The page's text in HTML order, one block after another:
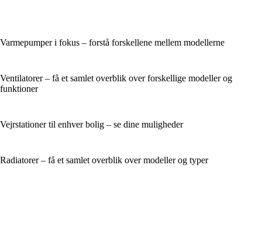
Varmepumper i fokus – forstå forskellene mellem modellerne
Ventilatorer – få et samlet overblik over forskellige modeller og
funktioner
Vejrstationer til enhver bolig – se dine muligheder
Radiatorer – få et samlet overblik over modeller og typer